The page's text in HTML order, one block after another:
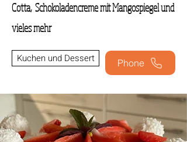
Cotta, Schokoladencreme mit Mangospiegel und
vieles mehr
Kuchen und Dessert Phone